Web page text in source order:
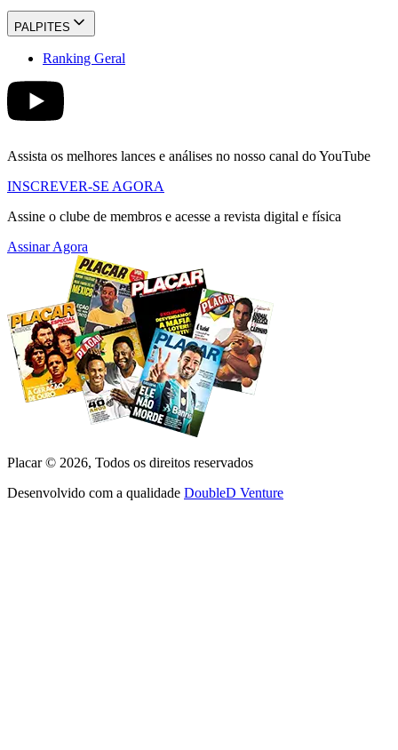
PALPITES
Ranking Geral
Assista os melhores lances e análises no nosso canal do YouTube
INSCREVER-SE AGORA
Assine o clube de membros e acesse a revista digital e física
Assinar Agora
Placar © 2026, Todos os direitos reservados
Desenvolvido com a qualidade DoubleD Venture